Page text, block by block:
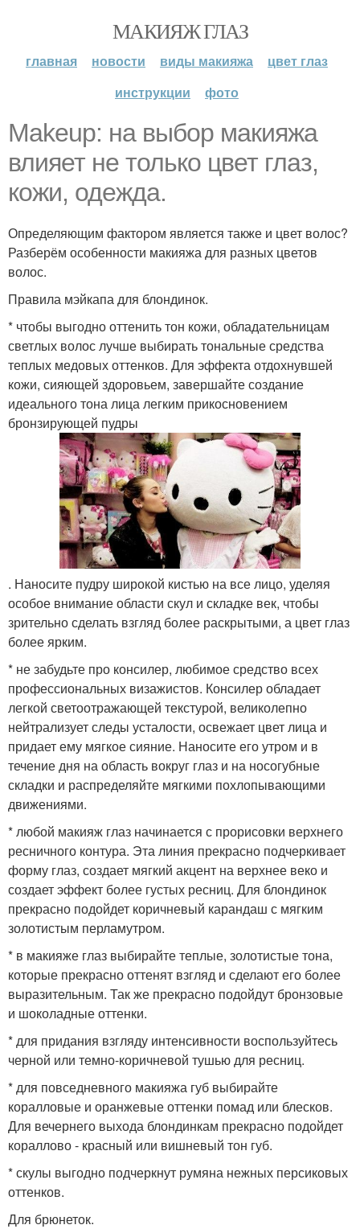
МАКИЯЖ ГЛАЗ
главная новости виды макияжа
цвет глаз
инструкции
фото
Makeup: на выбор макияжа
влияет не только цвет глаз,
кожи, одежда.
Определяющим фактором является также и цвет волос?
Разберём особенности макияжа для разных цветов
волос.
Правила мэйкапа для блондинок.
* чтобы выгодно оттенить тон кожи, обладательницам
светлых волос лучше выбирать тональные средства
теплых медовых оттенков. Для эффекта отдохнувшей
кожи, сияющей здоровьем, завершайте создание
идеального тона лица легким прикосновением
бронзирующей пудры
. Наносите пудру широкой кистью на все лицо, уделяя
особое внимание области скул и складке век, чтобы
зрительно сделать взгляд более раскрытыми, а цвет глаз
более ярким.
* не забудьте про консилер, любимое средство всех
профессиональных визажистов. Консилер обладает
легкой светоотражающей текстурой, великолепно
нейтрализует следы усталости, освежает цвет лица и
придает ему мягкое сияние. Наносите его утром и в
течение дня на область вокруг глаз и на носогубные
складки и распределяйте мягкими похлопывающими
движениями.
* любой макияж глаз начинается с прорисовки верхнего
ресничного контура. Эта линия прекрасно подчеркивает
форму глаз, создает мягкий акцент на верхнее веко и
создает эффект более густых ресниц. Для блондинок
прекрасно подойдет коричневый карандаш с мягким
золотистым перламутром.
* в макияже глаз выбирайте теплые, золотистые тона,
которые прекрасно оттенят взгляд и сделают его более
выразительным. Так же прекрасно подойдут бронзовые
и шоколадные оттенки.
* для придания взгляду интенсивности воспользуйтесь
черной или темно-коричневой тушью для ресниц.
* для повседневного макияжа губ выбирайте
коралловые и оранжевые оттенки помад или блесков.
Для вечернего выхода блондинкам прекрасно подойдет
кораллово - красный или вишневый тон губ.
* скулы выгодно подчеркнут румяна нежных персиковых
оттенков.
Для брюнеток.